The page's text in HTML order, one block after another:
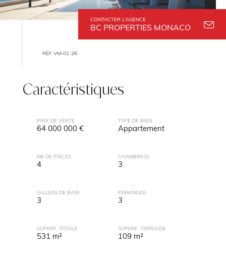
CONTACTER L'AGENCE
BC PROPERTIES MONACO
RÉF VM-01-26
Caractéristiques
PRIX DE VENTE
64 000 000 €
TYPE DE BIEN
Appartement
NB DE PIÈCES
4
CHAMBRE(S)
3
SALLE(S) DE BAIN
3
PARKING(S)
3
SUPERF. TOTALE
531 m²
SUPERF. TERRASSE
109 m²